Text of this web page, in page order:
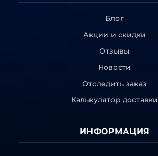
Блог
Акции и скидки
Отзывы
Новости
Отследить заказ
Калькулятор доставки
ИНФОРМАЦИЯ